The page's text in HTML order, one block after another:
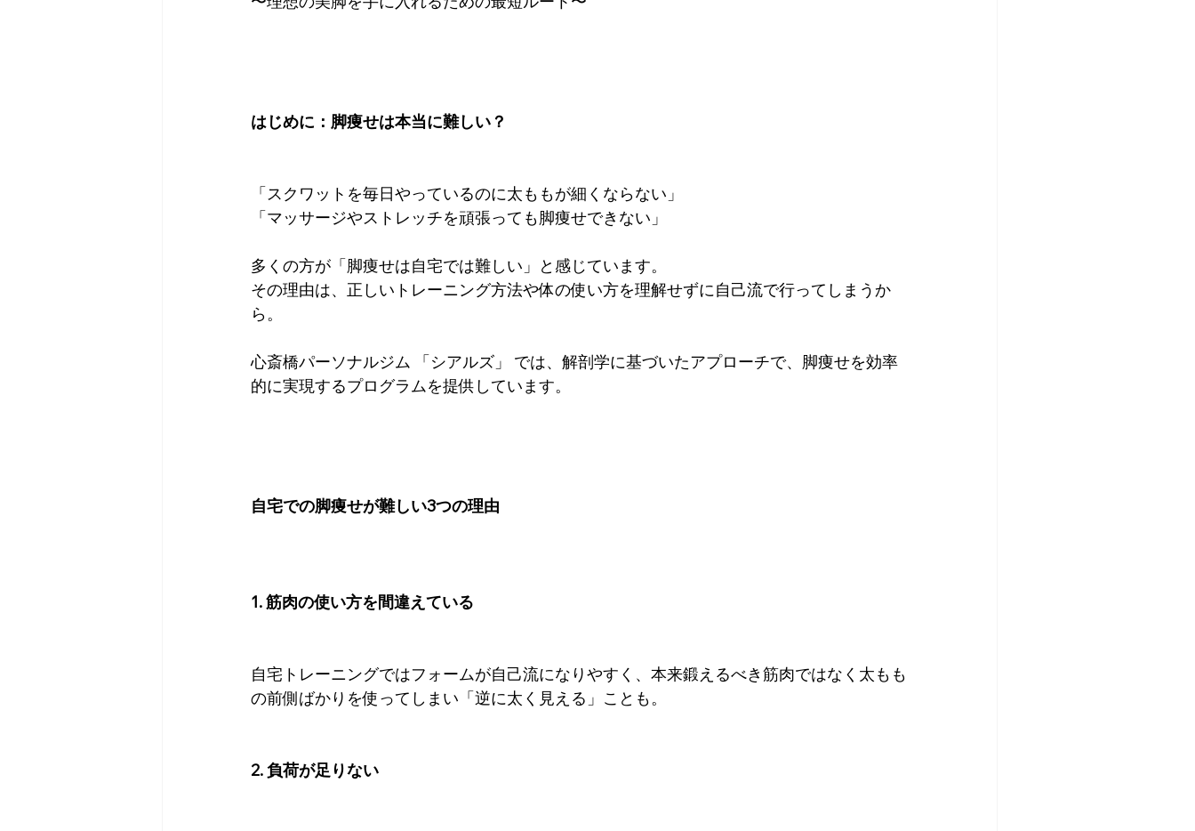
はじめに：脚痩せは本当に難しい？
「スクワットを毎日やっているのに太ももが細くならない」
「マッサージやストレッチを頑張っても脚痩せできない」
多くの方が「脚痩せは自宅では難しい」と感じています。
その理由は、正しいトレーニング方法や体の使い方を理解せずに自己流で行ってしまうか
ら。
心斎橋パーソナルジム 「シアルズ」 では、解剖学に基づいたアプローチで、脚痩せを効率
的に実現するプログラムを提供しています。
自宅での脚痩せが難しい3つの理由
1. 筋肉の使い方を間違えている
自宅トレーニングではフォームが自己流になりやすく、本来鍛えるべき筋肉ではなく太もも
の前側ばかりを使ってしまい「逆に太く見える」ことも。
2. 負荷が足りない